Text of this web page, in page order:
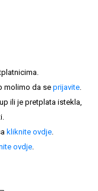
molimo da se prijavite.
ili je pretplata istekla,
kliknite ovdje.
ovdje.